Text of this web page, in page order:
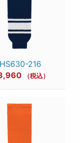
HS630-216
（税込）